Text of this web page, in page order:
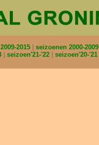
2015 seizoenen 2000-2009
seizoen'21-'22 seizoen'20-'21